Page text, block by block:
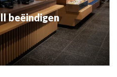
beëindigen